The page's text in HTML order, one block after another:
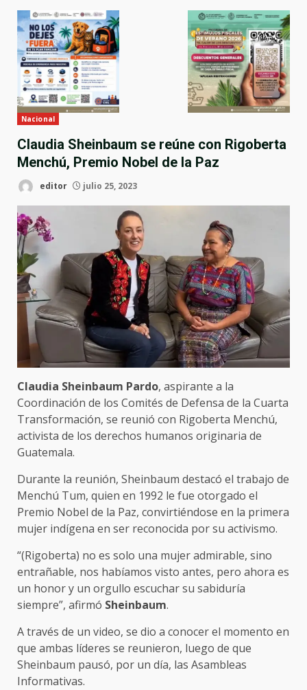
Nacional
Claudia Sheinbaum se reúne con Rigoberta
Menchú, Premio Nobel de la Paz
editor julio 25, 2023
Claudia Sheinbaum Pardo, aspirante a la
Coordinación de los Comités de Defensa de la Cuarta
Transformación, se reunió con Rigoberta Menchú,
activista de los derechos humanos originaria de
Guatemala.
Durante la reunión, Sheinbaum destacó el trabajo de
Menchú Tum, quien en 1992 le fue otorgado el
Premio Nobel de la Paz, convirtiéndose en la primera
mujer indígena en ser reconocida por su activismo.
“(Rigoberta) no es solo una mujer admirable, sino
entrañable, nos habíamos visto antes, pero ahora es
un honor y un orgullo escuchar su sabiduría
siempre”, afirmó Sheinbaum.
A través de un video, se dio a conocer el momento en
que ambas líderes se reunieron, luego de que
Sheinbaum pausó, por un día, las Asambleas
Informativas.